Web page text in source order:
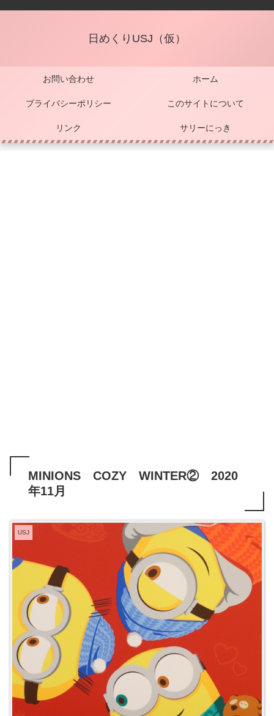
日めくりUSJ（仮）
お問い合わせ ホーム
プライバシーポリシー このサイトについて
リンク サリーにっき
MINIONS COZY WINTER② 2020
年11月
USJ